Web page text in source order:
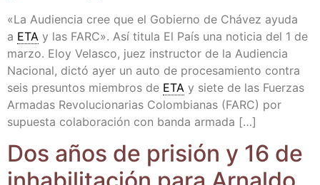
«La Audien­cia cree que el Gobierno de Chá­vez ayu­da
a ETA y las FARC». Así titu­la El País una noti­cia del 1 de
mar­zo. Eloy Velas­co, juez ins­truc­tor de la Audien­cia
Nacio­nal, dic­tó ayer un auto de pro­ce­sa­mien­to con­tra
seis pre­sun­tos miem­bros de ETA y sie­te de las Fuer­zas
Arma­das Revo­lu­cio­na­rias Colom­bia­nas (FARC) por
supues­ta cola­bo­ra­ción con ban­da armada […]
Dos años de pri­sión y 16 de